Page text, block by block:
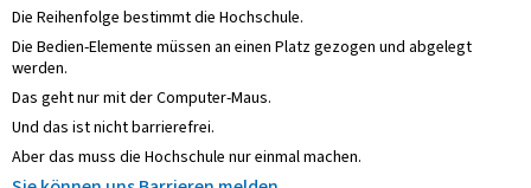
Die Reihenfolge bestimmt die Hochschule.
Die Bedien-Elemente müssen an einen Platz gezogen und abgelegt
werden.
Das geht nur mit der Computer-Maus.
Und das ist nicht barrierefrei.
Aber das muss die Hochschule nur einmal machen.